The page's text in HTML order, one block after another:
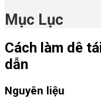
Mục Lục
Cách làm dê
dẫn
Nguyên liệu